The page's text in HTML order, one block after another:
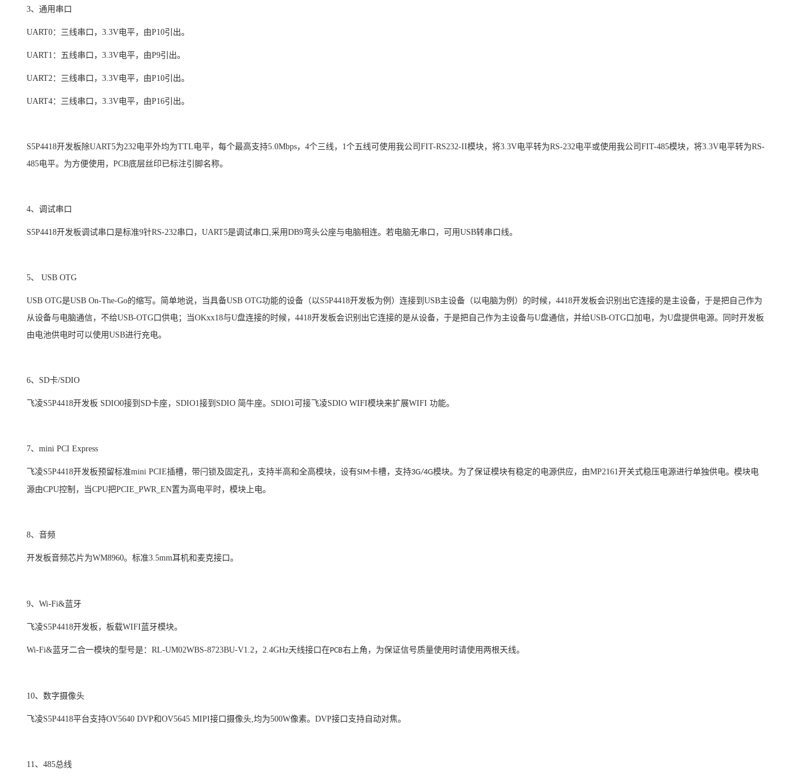
3、通用串口
UART0：三线串口，3.3V电平，由P10引出。
UART1 ：五线串口，3.3V电平，由P9引出。
UART2：三线串口，3.3V电平，由P10引出。
UART4：三线串口，3.3V电平，由P16引出。
S5P4418开发板除UART5为232电平外均为TTL电平，每个最高支持5.0Mbps，4个三线， 1个五线可使用我公司FIT-RS232-II模块，将3.3V电平转为RS-232电平或使用我公司FIT-485模块，将3.3V电平转为RS-
485电平。为方便使用，PCB底层丝印已标注引脚名称。
4、调试串口
S5P4418开发板调试串口是标准9针RS-232串口，UART5是调试串口 ,采用DB9弯头公座与电脑相连。若电脑无串口，可用USB转串口线。
5、USB OTG
USB OTG是USB On-The-Go的缩写。简单地说，当具备USB OTG功能的设备（以S5P4418开发板为例）连接到USB主设备（以电脑为例）的时候，4418开发板会识别出它连接的是主设备，于是把自己作为
从设备与电脑通信，不给USB-OTG口供电；当OKxx18与U盘连接的时候，4418开发板会识别出它连接的是从设备，于是把自己作为主设备与U盘通信，并给USB-OTG口加电，为U盘提供电源。同时开发板
由电池供电时可以使用USB进行充电。
6、 SD卡/SDIO
飞凌S5P4418开发板 SDIO0接到 SD卡座， SDIO1接到 SDIO简牛座。 SDIO1 可接飞凌SDIO WIFI模块来扩展WIFI功能。
7、mini PCI Express
飞凌S5P4418开发板预留标准mini PCIE插槽，带闩锁及固定孔，支持半高和全高模块，设有SIM卡槽，支持3G/4G模块。为了保证模块有稳定的电源供应，由MP2161开关式稳压电源进行单独供电。模块电
源由CPU控制，当CPU把PCIE_PWR_EN置为高电平时，模块上电。
8、音频
开发板音频芯片为WM8960。标准3.5mm耳机和麦克接口。
9、Wi-Fi&蓝牙
飞凌S5P4418开发板，板载WIFI蓝牙模块。
Wi-Fi&蓝牙二合一模块的型号是：RL-UM02WBS-8723BU-V1.2，2.4GHz天线接口在PCB右上角，为保证信号质量使用时请使用两根天线。
10、数字摄像头
飞凌S5P4418平台支持OV5640 DVP和OV5645 MIPI接口摄像头,均为500W像素。DVP接口支持自动对焦。
11、485总线